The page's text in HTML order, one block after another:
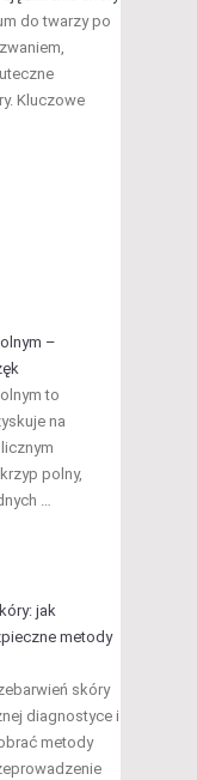
do twarzy po
Kluczowe
–
to
na
polny,
…
jak
metody
skóry
diagnostyce i
metody